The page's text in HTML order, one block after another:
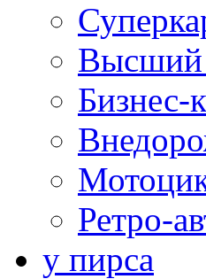
Высший
Бизнес-
Ретро-
у пирса